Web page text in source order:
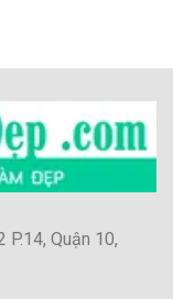
Quận 10,